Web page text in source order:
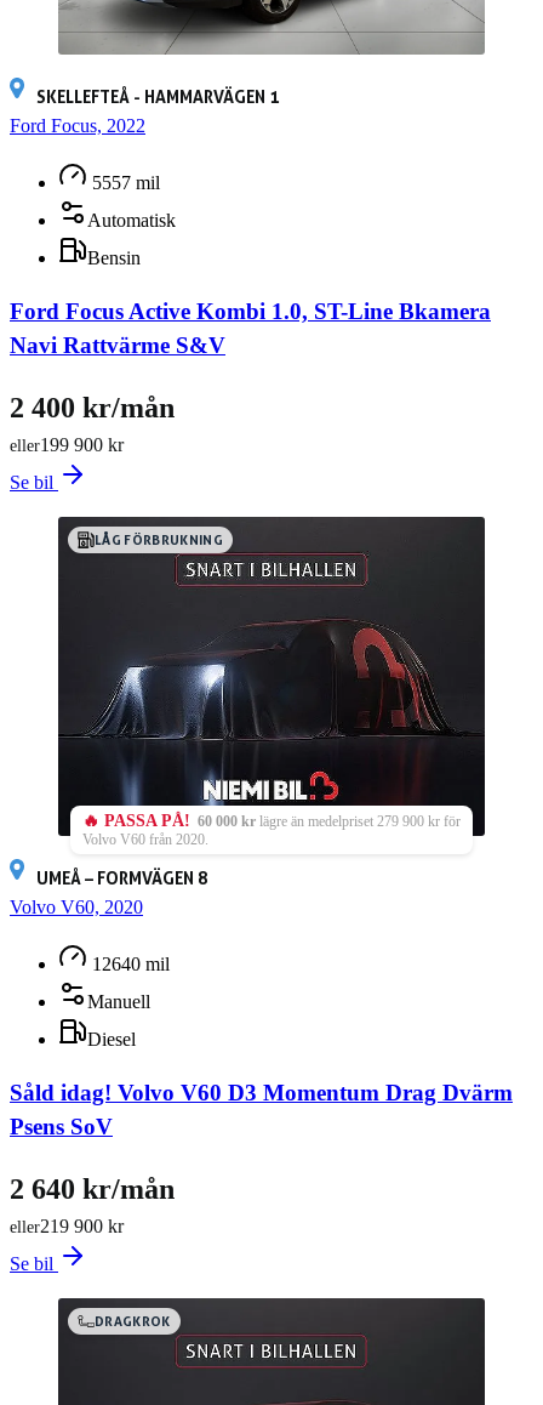
SKELLEFTEÅ - HAMMARVÄGEN 1
Ford Focus, 2022
5557 mil
Automatisk
Bensin
Ford Focus Active Kombi 1.0, ST-Line Bkamera
Navi Rattvärme S&V
199 900 kr
eller
2 400 kr/mån
Se bil
LÅG FÖRBRUKNING
🔥 PASSA PÅ! 60 000 kr lägre än medelpriset 279 900 kr för
Volvo V60 från 2020.
UMEÅ – FORMVÄGEN 8
Volvo V60, 2020
12640 mil
Manuell
Diesel
Såld idag! Volvo V60 D3 Momentum Drag Dvärm
Psens SoV
219 900 kr
eller
2 640 kr/mån
Se bil
DRAGKROK